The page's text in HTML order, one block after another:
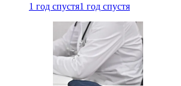
1 год спустя1 год спустя